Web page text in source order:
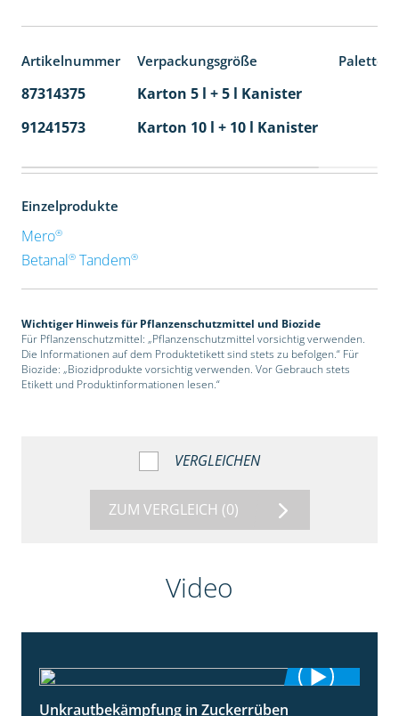
Artikelnummer Verpackungsgröße
87314375 Karton 5 l + 5 l Kanister
91241573
Karton 10 l + 10 l Kanister
Einzelprodukte
Mero®
Betanal®Tandem®
Wichtiger Hinweis für Pflanzenschutzmittel und Biozide
Für Pflanzenschutzmittel: „Pflanzenschutzmittel vorsichtig verwenden.
Die Informationen auf dem Produktetikett sind stets zu befolgen.“ Für
Biozide: „Biozidprodukte vorsichtig verwenden. Vor Gebrauch stets
Etikett und Produktinformationen lesen.“
VERGLEICHEN
ZUM VERGLEICH (0)
Video
Unkrautbekämpfung in Zuckerrüben